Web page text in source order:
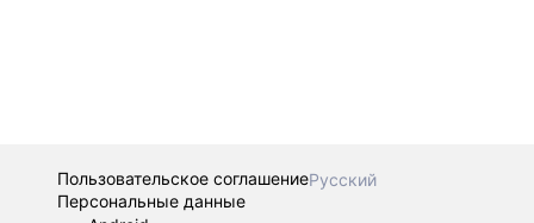
Пользовательское соглашениеРусский
Персональные данные